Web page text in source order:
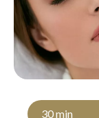
30 min